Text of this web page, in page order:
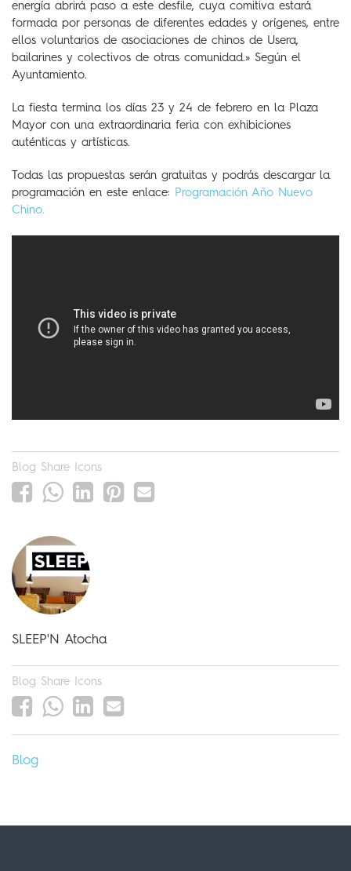
energía abrirá paso a este desfile, cuya comitiva estará
formada por personas de diferentes edades y orígenes, entre
ellos voluntarios de asociaciones de chinos de Usera,
bailarines y colectivos de otras comunidad.» Según el
Ayuntamiento.
La fiesta termina los días 23 y 24 de febrero en la Plaza
Mayor con una extraordinaria feria con exhibiciones
auténticas y artísticas.
Todas las propuestas serán gratuitas y podrás descargar la
programación en este enlace: Programación Año Nuevo
Chino.
Blog Share Icons
SLEEP'N Atocha
Blog Share Icons
Blog